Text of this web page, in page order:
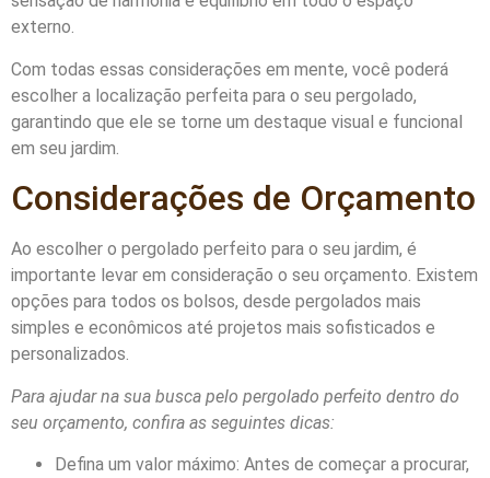
externo.
Com todas essas considerações em mente, você poderá
escolher a localização perfeita para o seu pergolado,
garantindo que ele se torne um destaque visual e funcional
em seu jardim.
Considerações de Orçamento
Ao escolher o pergolado perfeito para o seu jardim, é
importante levar em consideração o seu orçamento. Existem
opções para todos os bolsos, desde pergolados mais
simples e econômicos até projetos mais sofisticados e
personalizados.
Para ajudar na sua busca pelo pergolado perfeito dentro do
seu orçamento, confira as seguintes dicas:
Defina um valor máximo: Antes de começar a procurar,